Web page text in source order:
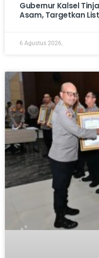
Gubernur Kalsel
Asam, Targetkan
6 Agustus 2026,